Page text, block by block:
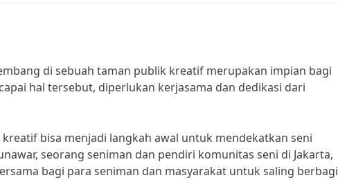
di sebuah taman publik kreatif merupakan impian bagi
hal tersebut, diperlukan kerjasama dan dedikasi dari
bisa menjadi langkah awal untuk mendekatkan seni
seorang seniman dan pendiri komunitas seni di Jakarta,
bagi para seniman dan masyarakat untuk saling berbagi